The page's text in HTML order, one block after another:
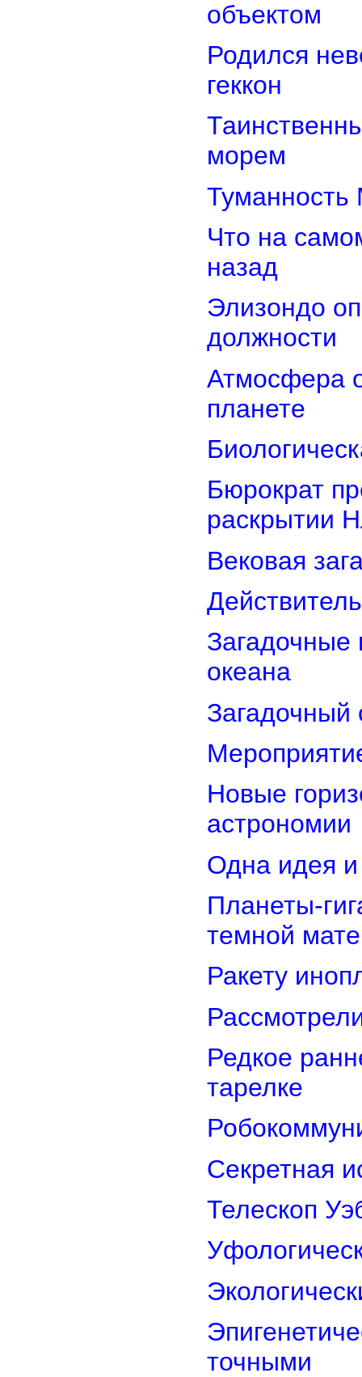
объектом
Родился
геккон
морем
Туманность
Что на
назад
Элизондо
должности
Атмосфера
планете
Бюрократ
раскрытии
Вековая
Загадочные
океана
Загадочный
Новые
астрономии
Одна идея и
Планеты-
темной
Ракету
Редкое
тарелке
Секретная
Телескоп
точными